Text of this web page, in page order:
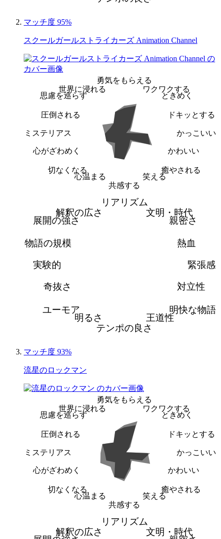
マッチ度 95%
スクールガールストライカーズ Animation Channel
勇気をもらえる
ワクワクする
ときめく
ドキッとする
かっこいい
かわいい
癒やされる
笑える
共感する
心温まる
切なくなる
心がざわめく
ミステリアス
圧倒される
思慮を巡らす
世界に浸れる
リアリズム
文明・時代
親密さ
熱血
緊張感
対立性
明快な物語
王道性
テンポの良さ
明るさ
ユーモア
奇抜さ
実験的
物語の規模
展開の強さ
解釈の広さ
マッチ度 93%
流星のロックマン
勇気をもらえる
ワクワクする
ときめく
ドキッとする
かっこいい
かわいい
癒やされる
笑える
共感する
心温まる
切なくなる
心がざわめく
ミステリアス
圧倒される
思慮を巡らす
世界に浸れる
リアリズム
文明・時代
解釈の広さ